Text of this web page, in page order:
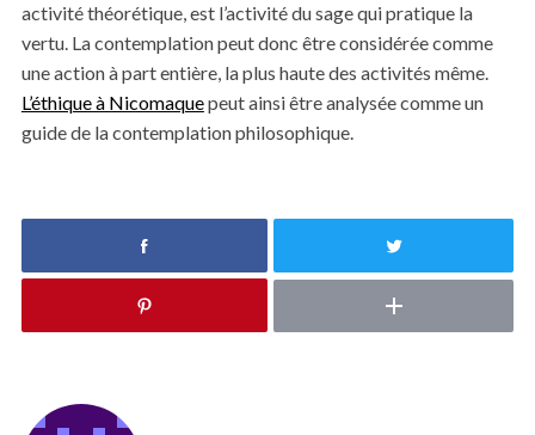
activité théorétique, est l’activité du sage qui pratique la
vertu. La contemplation peut donc être considérée comme
une action à part entière, la plus haute des activités même.
L’éthique à Nicomaquepeut ainsi être analysée comme un
guide de la contemplation philosophique.